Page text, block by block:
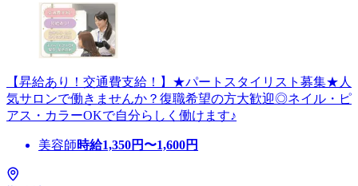
【昇給あり！交通費支給！】★パートスタイリスト募集★人
気サロンで働きませんか？復職希望の方大歓迎◎ネイル・ピ
アス・カラーOKで自分らしく働けます♪
美容師時給1,350円〜1,600円